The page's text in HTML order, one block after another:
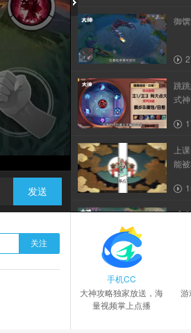
发送
御
跳
式
上
能
【
析
理
此
关注
手机CC
大神攻略独家放送，海
量视频掌上点播
游